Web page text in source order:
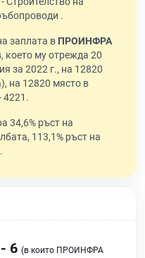
.
заплата в ПРОИНФРА
което му отрежда 20
за 2022 г., на 12820
на 12820 място в
4221.
34,6% ръст на
113,1% ръст на
6 (в които ПРОИНФРА